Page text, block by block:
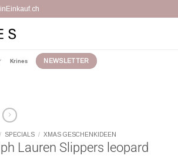
Krines NEWSLETTER
/ SPECIALS / XMAS GESCHENKIDEEN
Lauren Slippers leopard